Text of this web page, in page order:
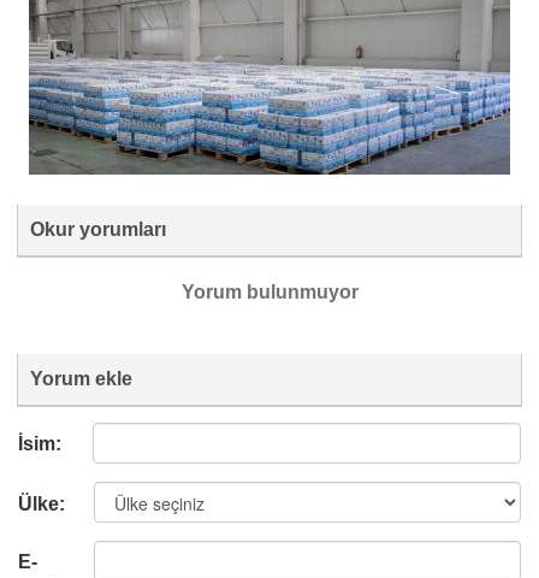
Okur yorumları
Yorum bulunmuyor
Yorum ekle
İsim:
Ülke:
E-